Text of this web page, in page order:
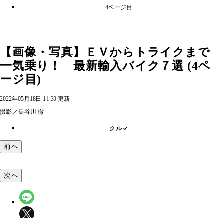
4ページ目
【画像・写真】ＥＶからトライクまで
一気乗り！ 最新輸入バイク７選 (4ペ
ージ目)
2022年05月18日 11:30 更新
撮影／長谷川 徹
クルマ
前へ
次へ